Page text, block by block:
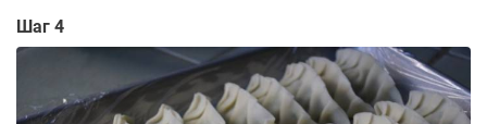
Шаг 4